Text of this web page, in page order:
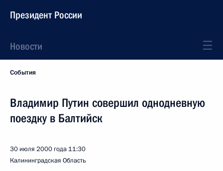
Президент России
Новости
События
Владимир Путин совершил однодневную
поездку в Балтийск
30 июля 2000 года 11:30
Калининградская Область